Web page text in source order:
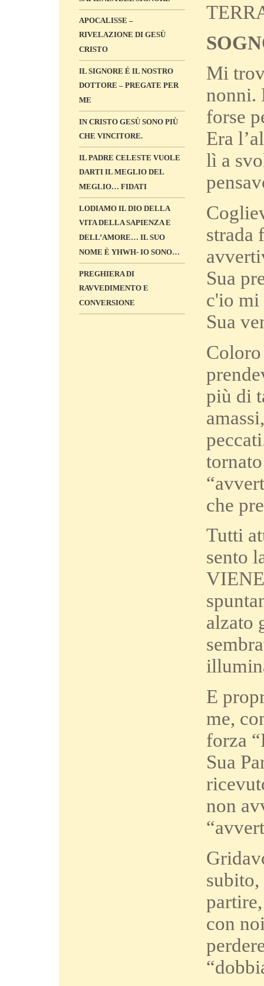
APOCALISSE –
RIVELAZIONE DI GESÙ
CRISTO
IL SIGNORE É IL NOSTRO
DOTTORE – PREGATE PER
ME
IN CRISTO GESÙ SONO PIÙ
CHE VINCITORE.
IL PADRE CELESTE VUOLE
DARTI IL MEGLIO DEL
MEGLIO… FIDATI
LODIAMO IL DIO DELLA
VITA DELLA SAPIENZA E
DELL’AMORE… IL SUO
NOME È YHWH- IO SONO…
PREGHIERA DI
RAVVEDIMENTO E
CONVERSIONE
Mi
nonni.
forse
Era
lì a
strada
Sua
c'io mi
Sua
più di
che
Tutti
sento
alzato
E
me,
forza
Sua
non
con